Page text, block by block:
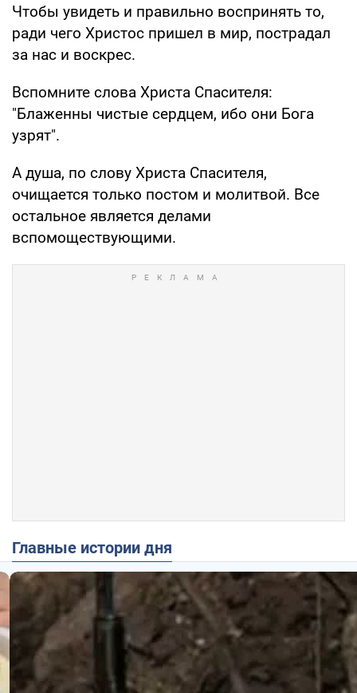
Чтобы увидеть и правильно воспринять то,
ради чего Христос пришел в мир, пострадал
за нас и воскрес.
Вспомните слова Христа Спасителя:
"Блаженны чистые сердцем, ибо они Бога
узрят".
А душа, по слову Христа Спасителя,
очищается только постом и молитвой. Все
остальное является делами
вспомоществующими.
Главные истории дня